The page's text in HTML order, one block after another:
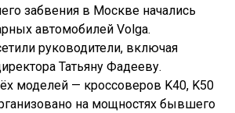
забвения в Москве начались
автомобилей Volga.
руководители, включая
Татьяну Фадееву.
моделей — кроссоверов K40, K50
на мощностях бывшего